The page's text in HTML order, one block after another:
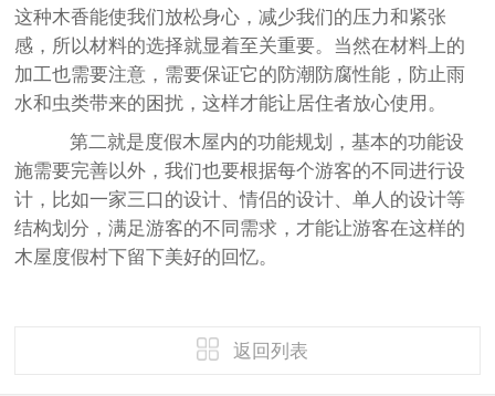
这种木香能使我们放松身心，减少我们的压力和紧张
感，所以材料的选择就显着至关重要。当然在材料上的
加工也需要注意，需要保证它的防潮防腐性能，防止雨
水和虫类带来的困扰，这样才能让居住者放心使用。
第二就是度假木屋内的功能规划，基本的功能设
施需要完善以外，我们也要根据每个游客的不同进行设
计，比如一家三口的设计、情侣的设计、单人的设计等
结构划分，满足游客的不同需求，才能让游客在这样的
木屋度假村下留下美好的回忆。
返回列表